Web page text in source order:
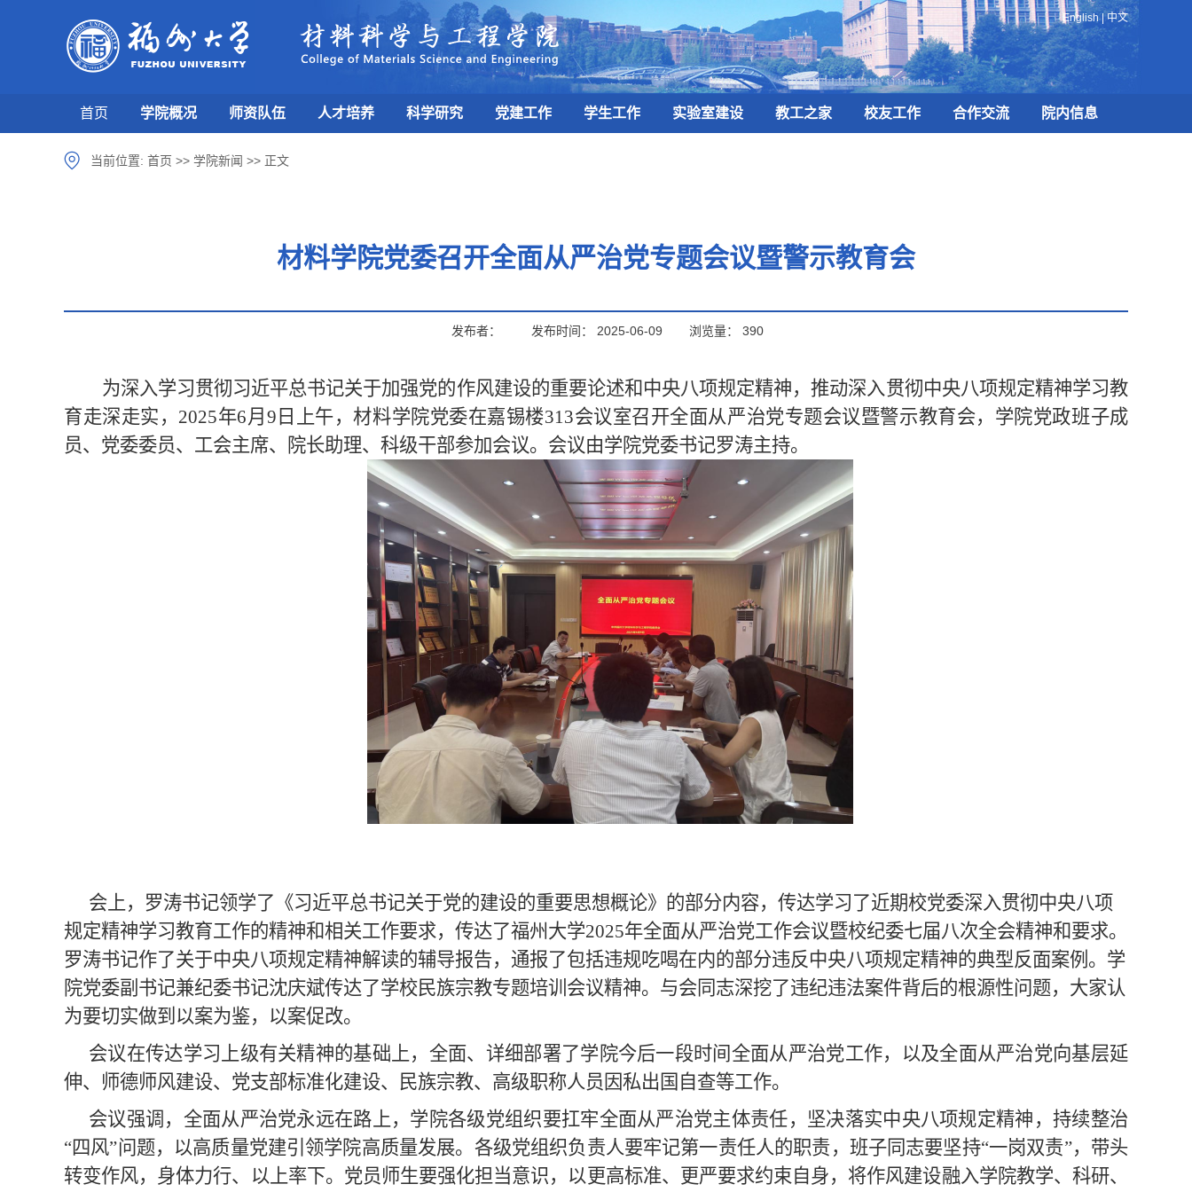
English|中文
首页 学院概况 师资队伍 人才培养 科学研究 党建工作 学生工作 实验室建设 教工之家 校友工作 合作交流 院内信息
当前位置: 首页 >> 学院新闻 >> 正文
材料学院党委召开全面从严治党专题会议暨警示教育会
发布者： 发布时间： 2025-06-09 浏览量： 390
为深入学习贯彻习近平总书记关于加强党的作风建设的重要论述和中央八项规定精神，推动深入贯彻中央八项规定精神学习教
育走深走实，2025年6月 9 日 上午，材料学院党委在嘉锡楼313会议室召开全面从严治党专题会议暨警示教育会，学院党政班子成
员、 党委委员、工会主席、院长助理、 科级干部参加会议。会议由学院党委书记罗涛主持。
会上， 罗涛书记领学了《习近平总书记关于党的建设的重要思想概论》的部分内容，传达学习了近期校党委深入贯彻中央八项
规定精神学习教育工作的精神和相关工作要求， 传达了福州大学2025年全面从严治党工作会议暨校纪委七届八次全会精神和要求。
罗涛书记作了关于中央八项规定精神解读的辅导报告， 通报了包括违规吃喝在内的部分违反中央八项规定精神的典型反面案例 。学
院党委副书记兼纪委书记沈庆斌传达了学校民族宗教专题培训会议精神。与会同志深挖了违纪违法案件背后的根源性问题，大家认
为要切实做到以案为鉴，以案促改。
会议在传达学习上级有关精神的基础上，全面、详细部署了学院今后一段时间全面从严治党工作，以及全面从严治党向基层延
伸、师德师风建设、党支部标准化建设、 民族宗教、高级职称人员因私出国自查等工作。
会议强调，全面从严治党永远在路上，学院各级党组织要扛牢全面从严治党主体责任，坚决落实中央八项规定精神，持续整治
“四风”问题，以高质量党建引领学院高质量发展。 各级党组织负责人要牢记第一责任人的职责， 班子同志要坚持“一岗双责”， 带头
转变作风，身体力行、 以上率下。党员师生要强化担当意识，以更高标准、更严要求约束自身，将作风建设融入学院教学、科研、